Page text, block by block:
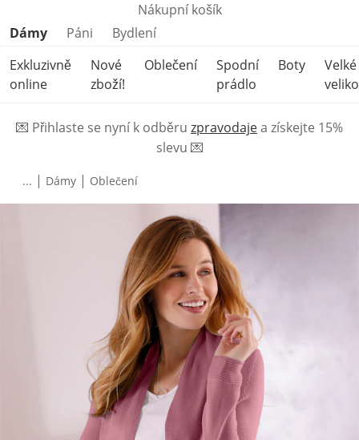
Nákupní košík
Přeskočit kategorie produktů
Dámy Páni
Bydlení
Exkluzivně
online
Nové
zboží!
Oblečení
Spodní
prádlo
Boty
Velké
💌 Přihlaste se nyní k odběru zpravodajea získejte 15%
slevu 💌
... | Dámy | Oblečení